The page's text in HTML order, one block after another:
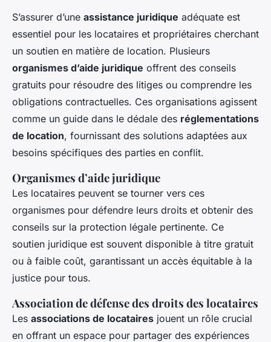
S’assurer d’une assistance juridique adéquate est
essentiel pour les locataires et propriétaires cherchant
un soutien en matière de location. Plusieurs
organismes d’aide juridique offrent des conseils
gratuits pour résoudre des litiges ou comprendre les
obligations contractuelles. Ces organisations agissent
comme un guide dans le dédale des réglementations
de location, fournissant des solutions adaptées aux
besoins spécifiques des parties en conflit.
Organismes d’aide juridique
Les locataires peuvent se tourner vers ces
organismes pour défendre leurs droits et obtenir des
conseils sur la protection légale pertinente. Ce
soutien juridique est souvent disponible à titre gratuit
ou à faible coût, garantissant un accès équitable à la
justice pour tous.
Association de défense des droits des locataires
Les associations de locataires jouent un rôle crucial
en offrant un espace pour partager des expériences